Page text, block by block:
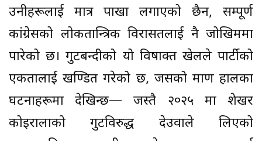
उनीहरूलाई मात्र पाखा लगाएको छैन, सम्पूर्ण
कांग्रेसको लोकतान्त्रिक विरासतलाई नै जोखिममा
पारेको छ। गुटबन्दीको यो विषाक्त खेलले पार्टीको
एकतालाई खण्डित गरेको छ, जसको प्रमाण हालका
घटनाहरूमा देखिन्छ— जस्तै २०२५ मा शेखर
कोइरालाको गुटविरुद्ध देउवाले लिएको